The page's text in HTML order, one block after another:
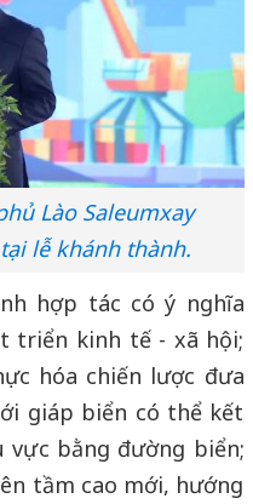
Lào Saleumxay
lễ khánh thành.
hợp tác có ý nghĩa
triển kinh tế - xã hội;
hóa chiến lược đưa
giáp biển có thể kết
vực bằng đường biển;
tầm cao mới, hướng